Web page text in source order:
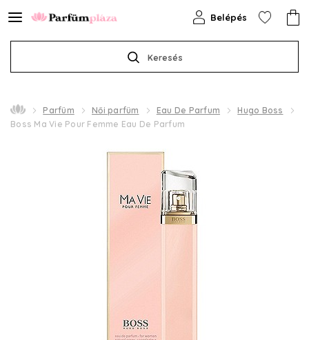
Keresés
Belépés
Parfüm Női parfüm Eau De Parfum
Hugo Boss
Boss Ma Vie Pour Femme Eau De Parfum